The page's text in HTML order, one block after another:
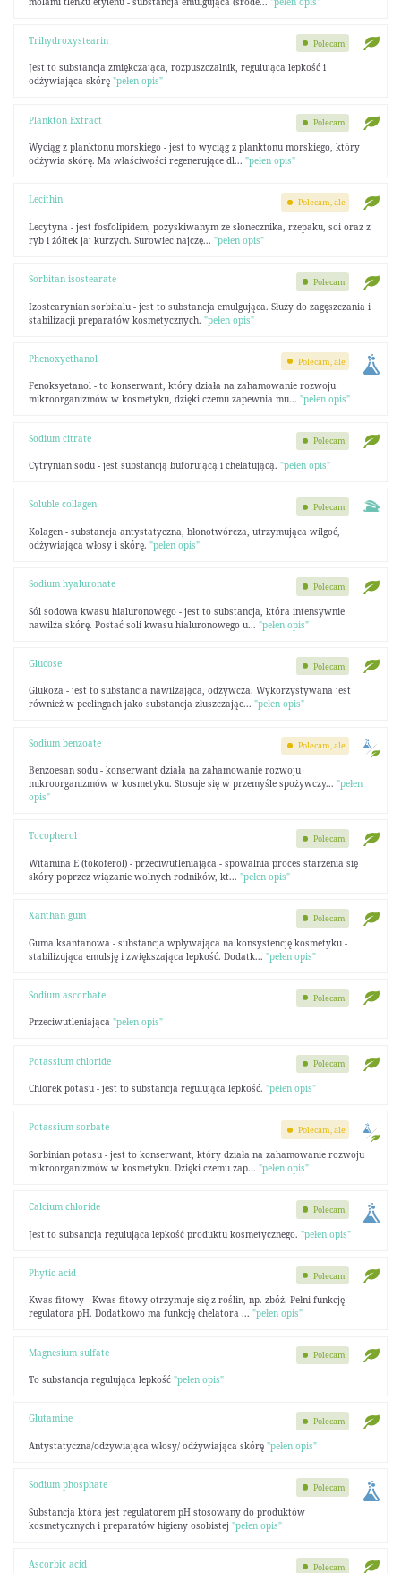
Trihydroxystearin
Jest to substancja zmiękczająca, rozpuszczalnik, regulująca lepkość i
odżywiająca skórę "pełen opis"
Polecam
Plankton Extract
Wyciąg z planktonu morskiego - jest to wyciąg z planktonu morskiego, który
odżywia skórę. Ma właściwości regenerujące dl... "pełen opis"
Polecam
Lecithin
Lecytyna - jest fosfolipidem, pozyskiwanym ze słonecznika, rzepaku, soi oraz z
ryb i żółtek jaj kurzych. Surowiec najczę... "pełen opis"
Polecam, ale
Sorbitan isostearate
Izostearynian sorbitalu - jest to substancja emulgująca. Służy do zagęszczania i
stabilizacji preparatów kosmetycznych. "pełen opis"
Polecam
Phenoxyethanol
Fenoksyetanol - to konserwant, który działa na zahamowanie rozwoju
mikroorganizmów w kosmetyku, dzięki czemu zapewnia mu... "pełen opis"
Polecam, ale
Sodium citrate
Cytrynian sodu - jest substancją buforującą i chelatującą. "pełen opis"
Polecam
Soluble collagen
Kolagen - substancja antystatyczna, błonotwórcza, utrzymująca wilgoć,
odżywiająca włosy i skórę. "pełen opis"
Polecam
Sodium hyaluronate
Sól sodowa kwasu hialuronowego - jest to substancja, która intensywnie
nawilża skórę. Postać soli kwasu hialuronowego u... "pełen opis"
Polecam
Glucose
Glukoza - jest to substancja nawilżająca, odżywcza. Wykorzystywana jest
również w peelingach jako substancja złuszczając... "pełen opis"
Polecam
Sodium benzoate
Benzoesan sodu - konserwant działa na zahamowanie rozwoju
mikroorganizmów w kosmetyku. Stosuje się w przemyśle spożywczy... "pełen
opis"
Polecam, ale
Tocopherol
Witamina E (tokoferol) - przeciwutleniająca - spowalnia proces starzenia się
skóry poprzez wiązanie wolnych rodników, kt... "pełen opis"
Polecam
Xanthan gum
Guma ksantanowa - substancja wpływająca na konsystencję kosmetyku -
stabilizująca emulsję i zwiększająca lepkość. Dodatk... "pełen opis"
Polecam
Sodium ascorbate
Przeciwutleniająca "pełen opis"
Polecam
Potassium chloride
Chlorek potasu - jest to substancja regulująca lepkość. "pełen opis"
Polecam
Potassium sorbate
Sorbinian potasu - jest to konserwant, który działa na zahamowanie rozwoju
mikroorganizmów w kosmetyku. Dzięki czemu zap... "pełen opis"
Polecam, ale
Calcium chloride
Jest to subsancja regulująca lepkość produktu kosmetycznego. "pełen opis"
Polecam
Phytic acid
Kwas fitowy - Kwas fitowy otrzymuje się z roślin, np. zbóż. Pełni funkcję
regulatora pH. Dodatkowo ma funkcję chelatora ... "pełen opis"
Polecam
Magnesium sulfate
To substancja regulująca lepkość "pełen opis"
Polecam
Glutamine
Antystatyczna/odżywiająca włosy/ odżywiająca skórę "pełen opis"
Polecam
Sodium phosphate
Substancja która jest regulatorem pH stosowany do produktów
kosmetycznych i preparatów higieny osobistej "pełen opis"
Polecam
Ascorbic acid Polecam